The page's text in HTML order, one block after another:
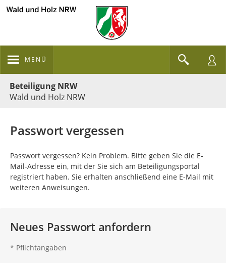
MENÜ
Beteiligung NRW
Wald und Holz NRW
Passwort vergessen
Passwort vergessen? Kein Problem. Bitte geben Sie die E-
Mail-Adresse ein, mit der Sie sich am Beteiligungsportal
registriert haben. Sie erhalten anschließend eine E-Mail mit
weiteren Anweisungen.
Neues Passwort anfordern
* Pflichtangaben